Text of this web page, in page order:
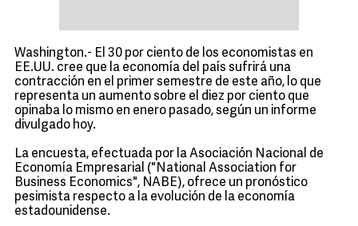
Washington.- El 30 por ciento de los economistas en
EE.UU. cree que la economía del país sufrirá una
contracción en el primer semestre de este año, lo que
representa un aumento sobre el diez por ciento que
opinaba lo mismo en enero pasado, según un informe
divulgado hoy.
La encuesta, efectuada por la Asociación Nacional de
Economía Empresarial ("National Association for
Business Economics", NABE), ofrece un pronóstico
pesimista respecto a la evolución de la economía
estadounidense.